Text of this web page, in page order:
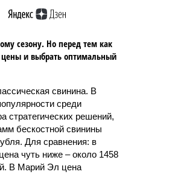
сезону. Но перед тем как
цены и выбрать оптимальный
свинина. В
среди
решений,
бескостной свинины
Для сравнения: в
чуть ниже – около 1458
В Марий Эл цена